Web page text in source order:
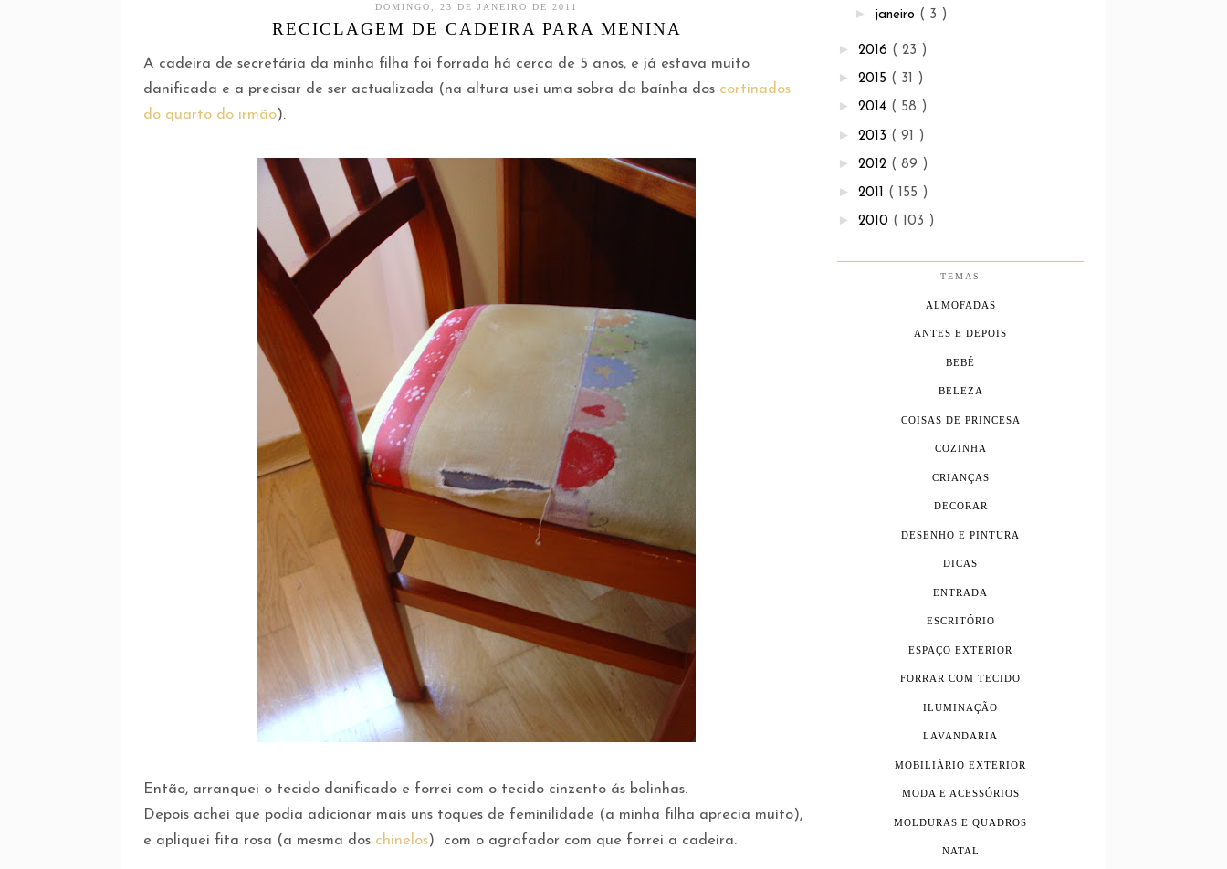
DOMINGO, 23 DE JANEIRO DE 2011
RECICLAGEM DE CADEIRA PARA MENINA
A cadeira de secretária da minha filha foi forrada há cerca de 5 anos, e já estava muito
danificada e a precisar de ser actualizada (na altura usei uma sobra da baínha dos cortinados
do quarto do irmão).
Então, arranquei o tecido danificado e forrei com o tecido cinzento ás bolinhas.
Depois achei que podia adicionar mais uns toques de feminilidade (a minha filha aprecia muito),
e apliquei fita rosa (a mesma dos chinelos) com o agrafador com que forrei a cadeira.
► janeiro ( 3 )
► 2016 ( 23 )
► 2015 ( 31 )
► 2014 ( 58 )
► 2013 ( 91 )
► 2012 ( 89 )
► 2011 ( 155 )
► 2010 ( 103 )
TEMAS
ALMOFADAS
ANTES E DEPOIS
BEBÉ
BELEZA
COISAS DE PRINCESA
COZINHA
CRIANÇAS
DECORAR
DESENHO E PINTURA
DICAS
ENTRADA
ESCRITÓRIO
ESPAÇO EXTERIOR
FORRAR COM TECIDO
ILUMINAÇÃO
LAVANDARIA
MOBILIÁRIO EXTERIOR
MODA E ACESSÓRIOS
MOLDURAS E QUADROS
NATAL